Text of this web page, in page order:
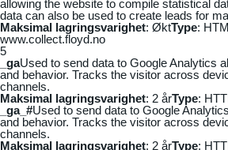
allowing the website to compile statistical
data can also be used to create leads for
Maksimal lagringsvarighet: ØktType:
www.collect.floyd.no
5
_gaUsed to send data to Google Analytics
and behavior. Tracks the visitor across
channels.
Maksimal lagringsvarighet: 2 årType:
_ga_#Used to send data to Google
and behavior. Tracks the visitor across
channels.
Maksimal lagringsvarighet: 2 årType: